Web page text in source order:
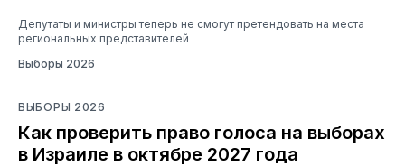
Депутаты и министры теперь не смогут претендовать на места
региональных представителей
Выборы 2026
ВЫБОРЫ 2026
Как проверить право голоса на выборах
в Израиле в октябре 2027 года